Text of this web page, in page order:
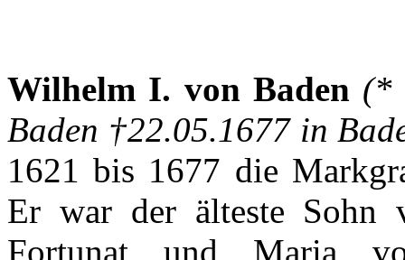
Wilhelm I. von Baden (*
Baden †22.05.1677 in
1621bis 1677 die
Er war der älteste Sohn
Fortunat und Maria